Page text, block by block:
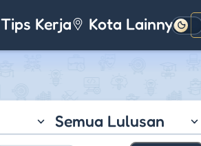
Tips Kerja Kota LainnyaGelap
Semua Lulusan